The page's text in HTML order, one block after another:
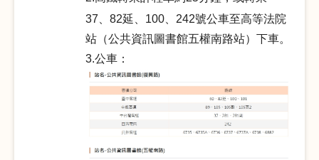
37、82延、100、242號公車至高等法院
站（公共資訊圖書館五權南路站）下車。
3.公車：